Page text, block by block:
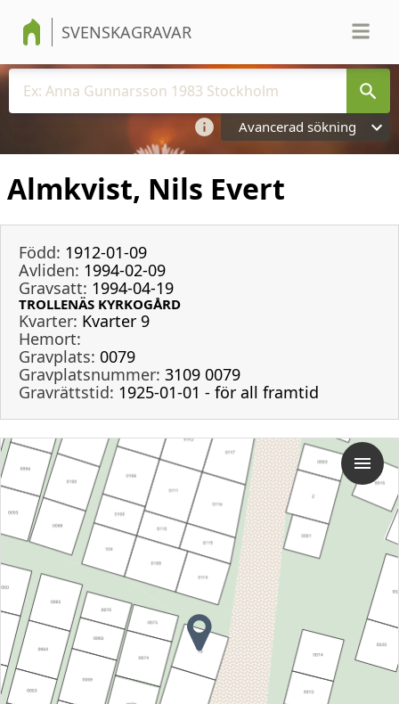
SVENSKAGRAVAR
Avancerad sökning
Almkvist, Nils Evert
Född: 1912-01-09
Avliden: 1994-02-09
Gravsatt: 1994-04-19
TROLLENÄS KYRKOGÅRD
Kvarter: Kvarter 9
Hemort:
Gravplats: 0079
Gravplatsnummer: 3109 0079
Gravrättstid: 1925-01-01 - för all framtid